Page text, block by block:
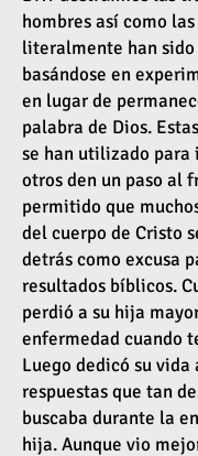
hombres así como
literalmente han
basándose en
en lugar de
palabra de Dios.
se han utilizado para
otros den un paso al
permitido que
del cuerpo de Cristo
detrás como excusa
resultados bíblicos.
perdió a su hija
enfermedad cuando
Luego dedicó su
respuestas que tan
buscaba durante la
hija. Aunque vio